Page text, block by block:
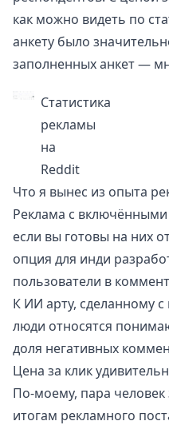
как можно видеть по
анкету было
заполненных анкет —
Статистика
рекламы
на
Reddit
Что я вынес из опыта
Реклама с
если вы готовы на них
опция для инди
пользователи в
К ИИ арту, сделанному
люди относятся
доля негативных
Цена за клик
По-моему, пара
итогам рекламного